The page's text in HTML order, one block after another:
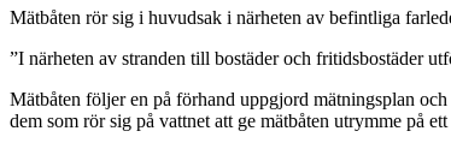
Mätbåten rör sig i huvudsak i närheten av befintliga
”I närheten av stranden till bostäder och fritidsbostäder
Mätbåten följer en på förhand uppgjord mätningsplan
dem som rör sig på vattnet att ge mätbåten utrymme på